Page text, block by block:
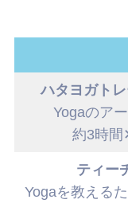
ハタヨガト
Yogaのア
約3時
ティー
Yogaを教える